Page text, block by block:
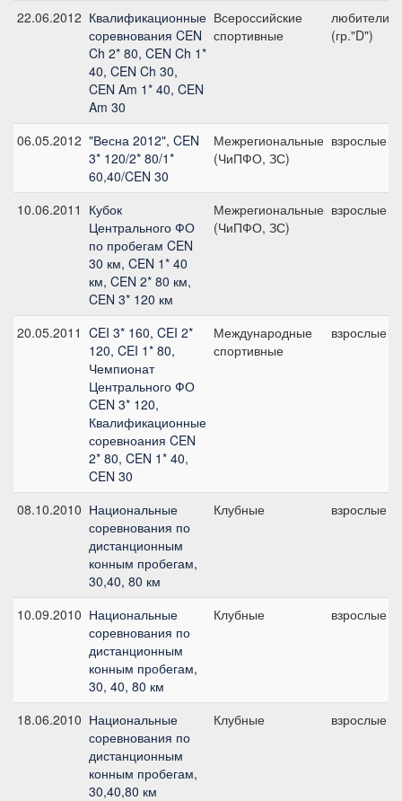
22.06.2012 Квалификационные
соревнования CEN
Ch 2* 80, CEN Ch 1*
40, CEN Ch 30,
CEN Am 1* 40, CEN
Am 30
Всероссийские
спортивные
любители
(гр."D")
06.05.2012 "Весна 2012", CEN
3* 120/2* 80/1*
60,40/CEN 30
Межрегиональные
(ЧиПФО, ЗС)
взрослые
10.06.2011 Кубок
Центрального ФО
по пробегам CEN
30 км, CEN 1* 40
км, CEN 2* 80 км,
CEN 3* 120 км
Межрегиональные
(ЧиПФО, ЗС)
взрослые
20.05.2011 CEI 3* 160, CEI 2*
120, CEI 1* 80,
Чемпионат
Центрального ФО
CEN 3* 120,
Квалификационные
соревноания CEN
2* 80, CEN 1* 40,
CEN 30
Международные
спортивные
взрослые
08.10.2010 Национальные
соревнования по
дистанционным
конным пробегам,
30,40, 80 км
Клубные взрослые
10.09.2010 Национальные
соревнования по
дистанционным
конным пробегам,
30, 40, 80 км
Клубные взрослые
18.06.2010 Национальные
соревнования по
дистанционным
конным пробегам,
30,40,80 км
Клубные взрослые